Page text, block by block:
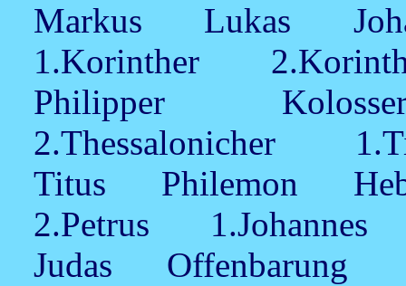
Markus Lukas
1.Korinther
Philipper
2.Thessalonicher
Titus Philemon
2.Petrus
Judas Offenbarung